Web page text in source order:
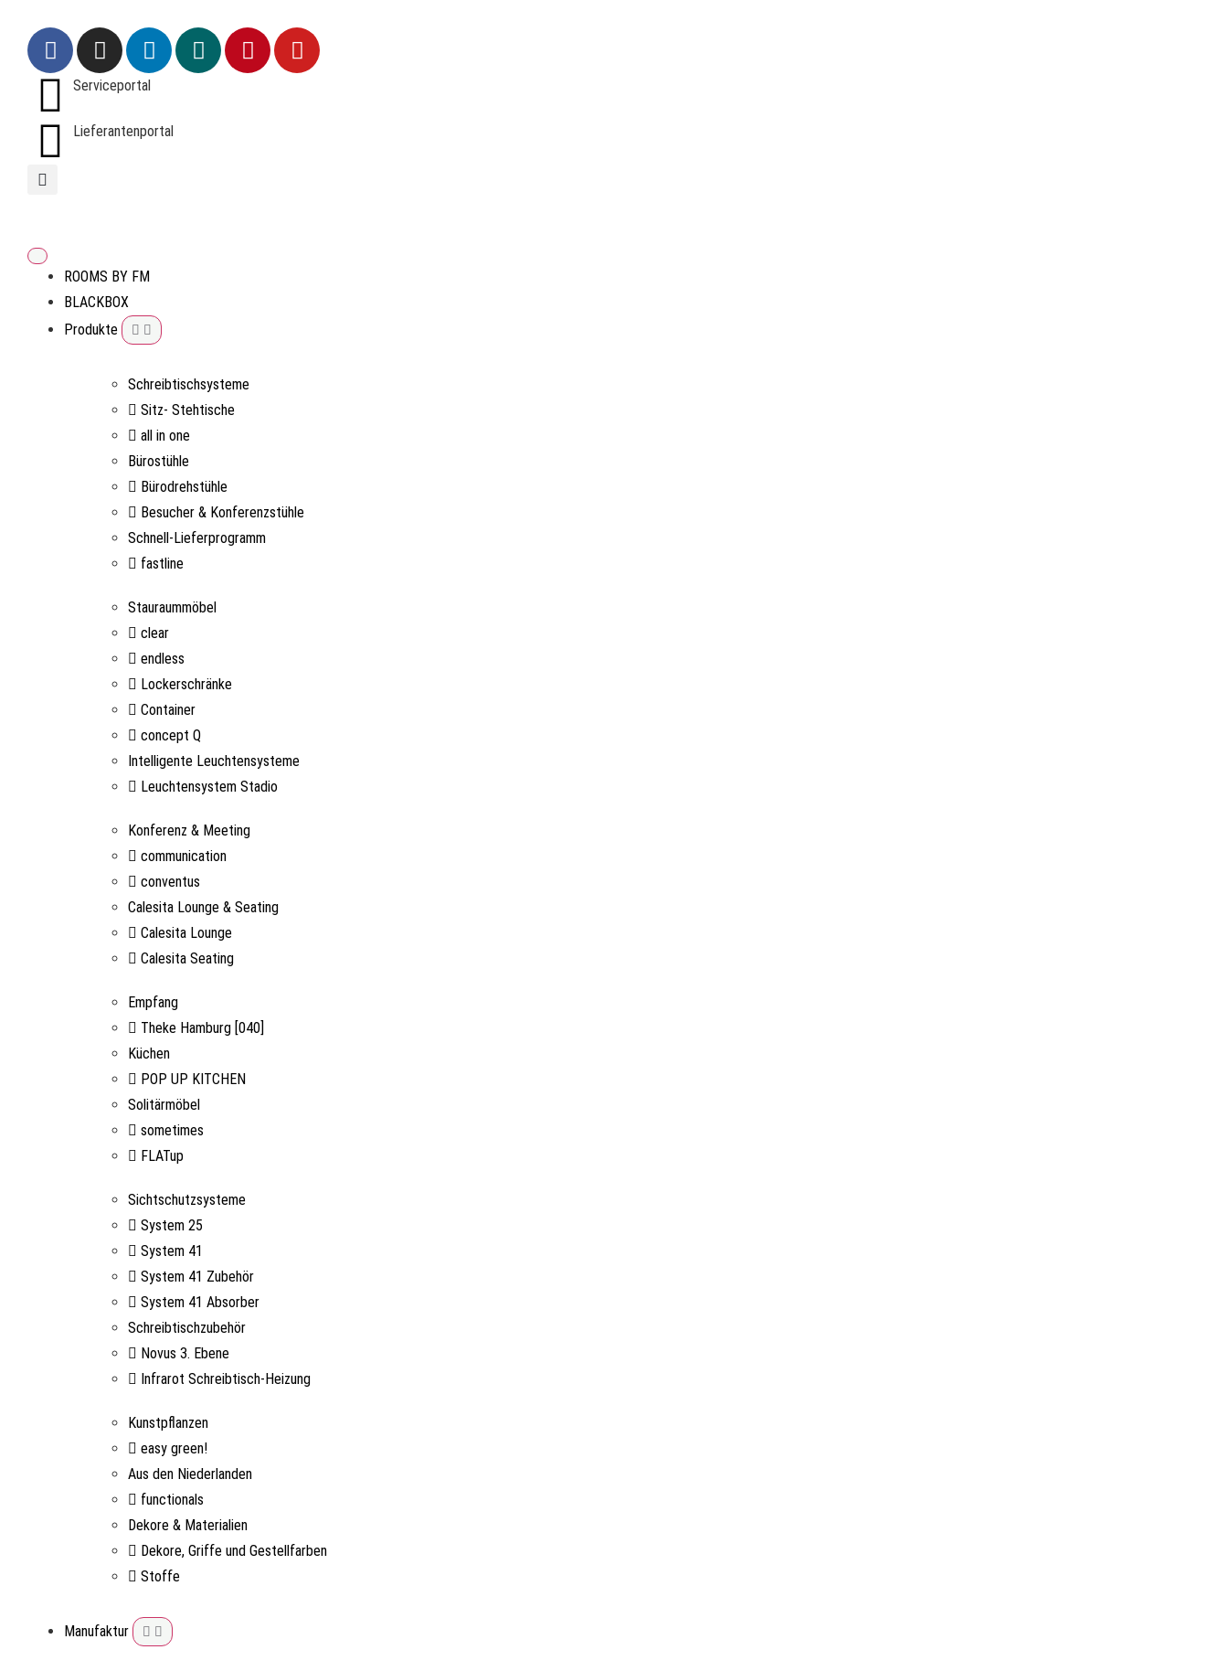
Serviceportal
Lieferantenportal
ROOMS BY FM
BLACKBOX
Produkte
Schreibtischsysteme
Sitz- Stehtische
all in one
Bürostühle
Bürodrehstühle
Besucher & Konferenzstühle
Schnell-Lieferprogramm
fastline
Stauraummöbel
clear
endless
Lockerschränke
Container
concept Q
Intelligente Leuchtensysteme
Leuchtensystem Stadio
Konferenz & Meeting
communication
conventus
Calesita Lounge & Seating
Calesita Lounge
Calesita Seating
Empfang
Theke Hamburg [040]
Küchen
POP UP KITCHEN
Solitärmöbel
sometimes
FLATup
Sichtschutzsysteme
System 25
System 41
System 41 Zubehör
System 41 Absorber
Schreibtischzubehör
Novus 3. Ebene
Infrarot Schreibtisch-Heizung
Kunstpflanzen
easy green!
Aus den Niederlanden
functionals
Dekore & Materialien
Dekore, Griffe und Gestellfarben
Stoffe
Manufaktur